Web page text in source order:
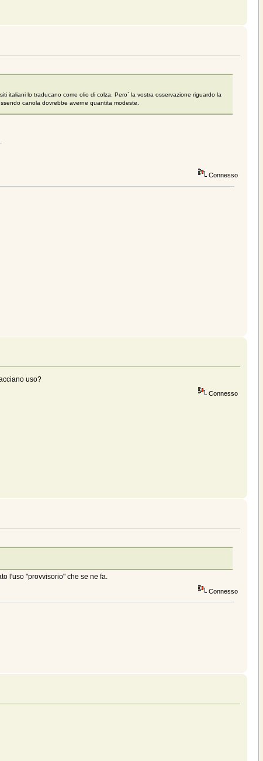
italiani lo traducano come olio di colza. Pero` la vostra osservazione riguardo la
canola dovrebbe averne quantita modeste.
Connesso
uso?
Connesso
l'uso "provvisorio" che se ne fa.
Connesso